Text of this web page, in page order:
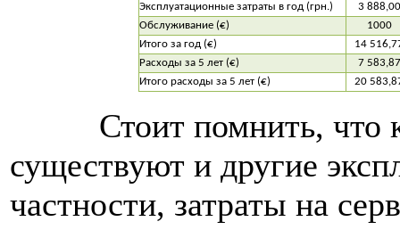
Эксплуатационные затраты в год (грн.)
3 888,00
Обслуживание (€)
1000
Итого за год (€)
14
Расходы за 5 лет (€)
7 583,87
Итого расходы за 5 лет (€)
20
Стоит помнить, что
существуют и другие
частности, затраты на